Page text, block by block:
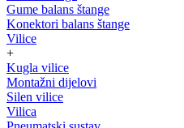
Gume balans štange
Konektori balans štange
Vilice
+
Kugla vilice
Montažni dijelovi
Silen vilice
Vilica